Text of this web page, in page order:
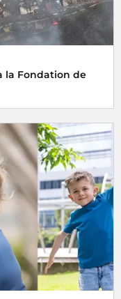
la Fondation de
de France et lance